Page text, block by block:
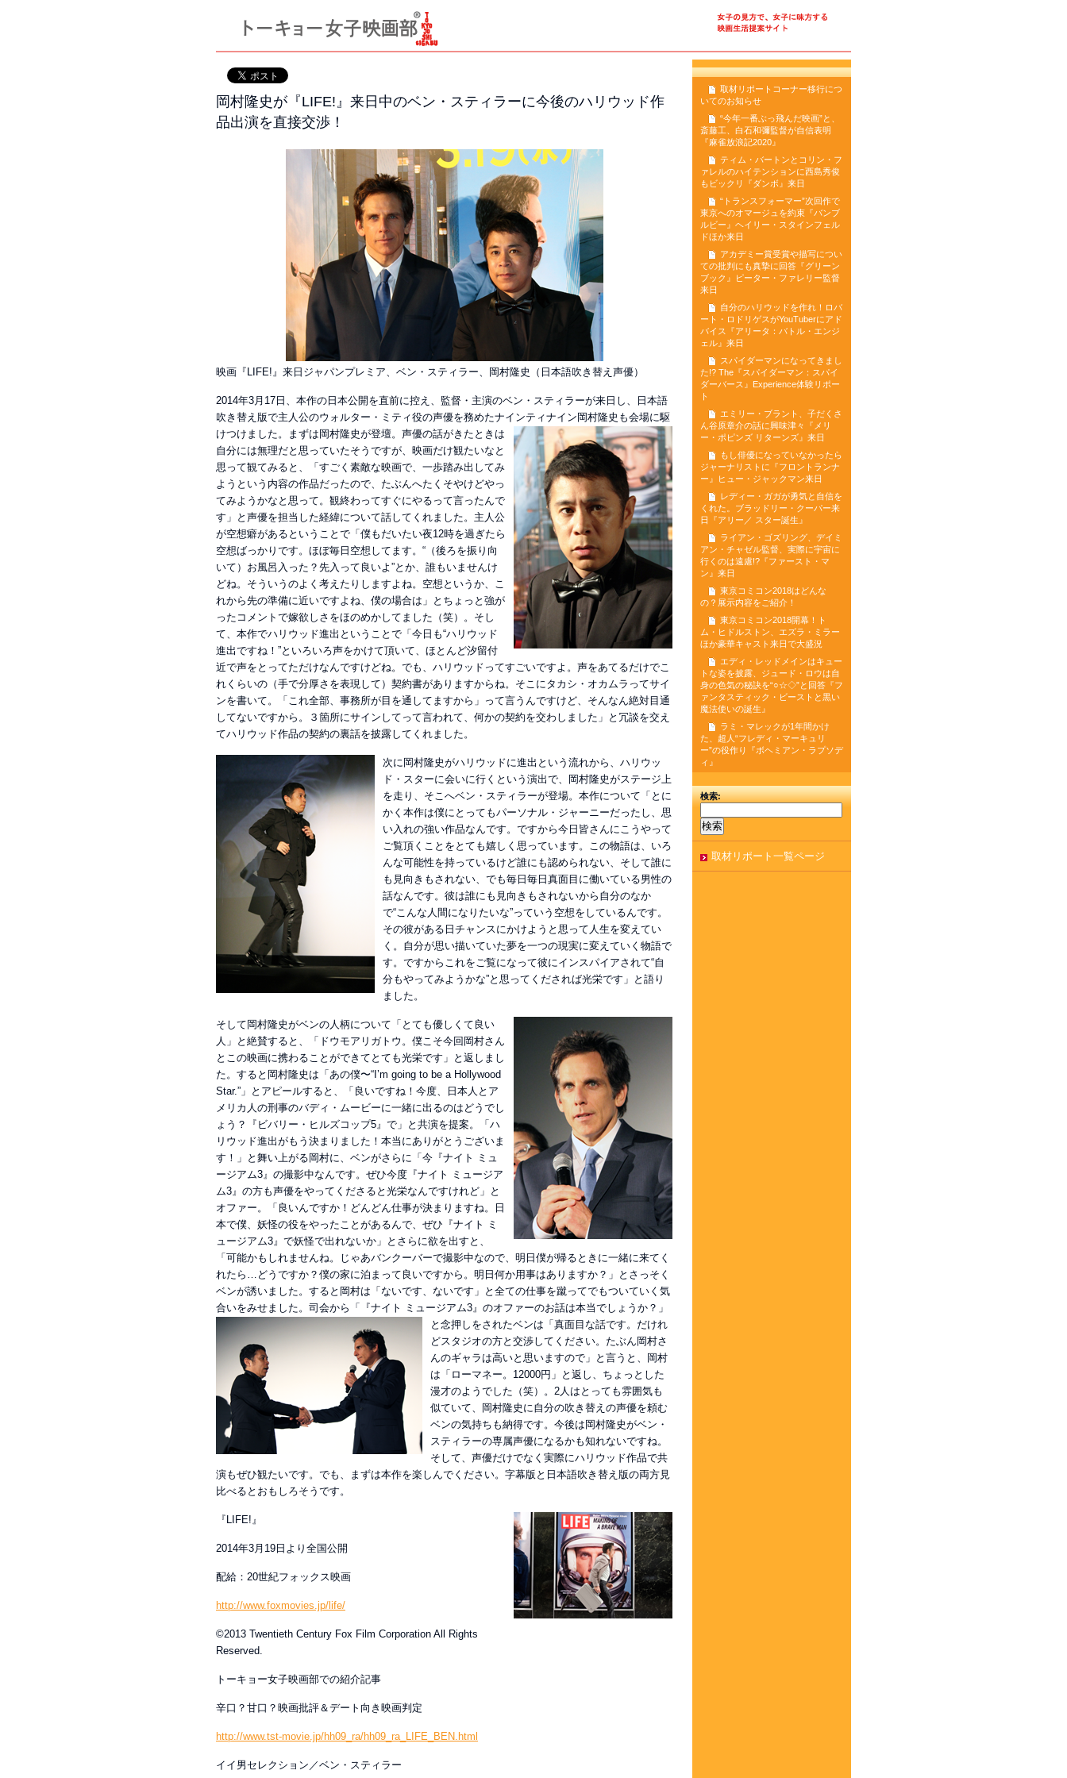
岡村隆史が『LIFE!』来日中のベン・スティラーに今後のハリウッド作
品出演を直接交渉！
映画『LIFE!』来日ジャパンプレミア、ベン・スティラー、岡村隆史（日本語吹き替え声優）
2014年3月17日、本作の日本公開を直前に控え、監督・主演のベン・スティラーが来日し、日本語
吹き替え版で主人公のウォルター・ミティ役の声優を務めたナインティナイン岡村隆史も会場に駆
けつけました。まずは岡村隆史が登壇。声優の話がきたときは
自分には無理だと思っていたそうですが、映画だけ観たいなと
思って観てみると、「すごく素敵な映画で、一歩踏み出してみ
ようという内容の作品だったので、たぶんへたくそやけどやっ
てみようかなと思って。観終わってすぐにやるって言ったんで
す」と声優を担当した経緯について話してくれました。主人公
が空想癖があるということで「僕もだいたい夜12時を過ぎたら
空想ばっかりです。ほぼ毎日空想してます。“（後ろを振り向
いて）お風呂入った？先入って良いよ”とか、誰もいませんけ
どね。そういうのよく考えたりしますよね。空想というか、こ
れから先の準備に近いですよね、僕の場合は」とちょっと強が
ったコメントで嫁欲しさをほのめかしてました（笑）。そし
て、本作でハリウッド進出ということで「今日も“ハリウッド
進出ですね！”といろいろ声をかけて頂いて、ほとんど汐留付
近で声をとってただけなんですけどね。でも、ハリウッドってすごいですよ。声をあてるだけでこ
れくらいの（手で分厚さを表現して）契約書がありますからね。そこにタカシ・オカムラってサイ
ンを書いて。「これ全部、事務所が目を通してますから」って言うんですけど、そんなん絶対目通
してないですから。３箇所にサインしてって言われて、何かの契約を交わしました」と冗談を交え
てハリウッド作品の契約の裏話を披露してくれました。
次に岡村隆史がハリウッドに進出という流れから、ハリウッ
ド・スターに会いに行くという演出で、岡村隆史がステージ上
を走り、そこへベン・スティラーが登場。本作について「とに
かく本作は僕にとってもパーソナル・ジャーニーだったし、思
い入れの強い作品なんです。ですから今日皆さんにこうやって
ご覧頂くことをとても嬉しく思っています。この物語は、いろ
んな可能性を持っているけど誰にも認められない、そして誰に
も見向きもされない、でも毎日毎日真面目に働いている男性の
話なんです。彼は誰にも見向きもされないから自分のなか
で“こんな人間になりたいな”っていう空想をしているんです。
その彼がある日チャンスにかけようと思って人生を変えてい
く。自分が思い描いていた夢を一つの現実に変えていく物語で
す。ですからこれをご覧になって彼にインスパイアされて“自
分もやってみようかな”と思ってくだされば光栄です」と語り
ました。
そして岡村隆史がベンの人柄について「とても優しくて良い
人」と絶賛すると、「ドウモアリガトウ。僕こそ今回岡村さん
とこの映画に携わることができてとても光栄です」と返しまし
た。すると岡村隆史は「あの僕〜“I’m going to be a Hollywood
Star.”」とアピールすると、「良いですね！今度、日本人とア
メリカ人の刑事のバディ・ムービーに一緒に出るのはどうでし
ょう？『ビバリー・ヒルズコップ5』で」と共演を提案。「ハ
リウッド進出がもう決まりました！本当にありがとうございま
す！」と舞い上がる岡村に、ベンがさらに「今『ナイト ミュ
ージアム3』の撮影中なんです。ぜひ今度『ナイト ミュージア
ム3』の方も声優をやってくださると光栄なんですけれど」と
オファー。「良いんですか！どんどん仕事が決まりますね。日
本で僕、妖怪の役をやったことがあるんで、ぜひ『ナイト ミ
ュージアム3』で妖怪で出れないか」とさらに欲を出すと、
「可能かもしれませんね。じゃあバンクーバーで撮影中なので、明日僕が帰るときに一緒に来てく
れたら…どうですか？僕の家に泊まって良いですから。明日何か用事はありますか？」とさっそく
ベンが誘いました。すると岡村は「ないです、ないです」と全ての仕事を蹴ってでもついていく気
合いをみせました。司会から「『ナイト ミュージアム3』のオファーのお話は本当でしょうか？」
と念押しをされたベンは「真面目 な話です。だけれ
どスタジオの方と交渉してください。たぶん岡村さ
んのギャラは高いと思いますので」と言うと、岡村
は「ローマネー。12000円」と返し、ちょっとした
漫才のようでした（笑）。2人はとっても雰囲気も
似ていて、岡村隆史に自分の吹き替えの声優を頼む
ベンの気持ちも納得です。今後は岡村隆史がベン・
スティラーの専属声優になるかも知れないですね。
そして、声優だけでなく実際にハリウッド作品で共
演もぜひ観たいです。でも、まずは本作を楽しんでください。字幕版と日本語吹き替え版の両方見
比べるとおもしろそうです。
『LIFE!』
2014年3月19日より全国公開
配給：20世紀フォックス映画
http://www.foxmovies.jp/life/
©2013 Twentieth Century Fox Film Corporation All Rights
Reserved.
トーキョー女子映画部での紹介記事
辛口？甘口？映画批評＆デート向き映画判定
http://www.tst-movie.jp/hh09_ra/hh09_ra_LIFE_BEN.html
イイ男セレクション／ベン・スティラー
取材リポートコーナー移行につ
いてのお知らせ
“今年一番ぶっ飛んだ映画”と、
斎藤工、白石和彌監督が自信表明
『麻雀放浪記2020』
ティム・バートンとコリン・フ
ァレルのハイテンションに西島秀俊
もビックリ『ダンボ』来日
“トランスフォーマー”次回作で
東京へのオマージュを約束『バンブ
ルビー』ヘイリー・スタインフェル
ドほか来日
アカデミー賞受賞や描写につい
ての批判にも真摯に回答『グリーン
ブック』ピーター・ファレリー監督
来日
自分のハリウッドを作れ！ロバ
ート・ロドリゲスがYouTuberにアド
バイス『アリータ：バトル・エンジ
ェル』来日
スパイダーマンになってきまし
た!? The『スパイダーマン：スパイ
ダーバース』Experience体験リポー
ト
エミリー・ブラント、子だくさ
ん谷原章介の話に興味津々『メリ
ー・ポピンズ リターンズ』来日
もし俳優になっていなかったら
ジャーナリストに『フロントランナ
ー』ヒュー・ジャックマン来日
レディー・ガガが勇気と自信を
くれた。ブラッドリー・クーパー来
日『アリー／ スター誕生』
ライアン・ゴズリング、デイミ
アン・チャゼル監督、実際に宇宙に
行くのは遠慮!?『ファースト・マ
ン』来日
東京コミコン2018はどんな
の？展示内容をご紹介！
東京コミコン2018開幕！ト
ム・ヒドルストン、エズラ・ミラー
ほか豪華キャスト来日で大盛況
エディ・レッドメインはキュー
トな姿を披露、ジュード・ロウは自
身の色気の秘訣を“○☆◇”と回答『フ
ァンタスティック・ビーストと黒い
魔法使いの誕生』
ラミ・マレックが1年間かけ
た、超人“フレディ・マーキュリ
ー”の役作り『ボヘミアン・ラプソデ
ィ』
検索:
取材リポート一覧ページ